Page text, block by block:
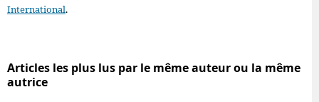
International.
Articles les plus lus par le même auteur ou la même
autrice